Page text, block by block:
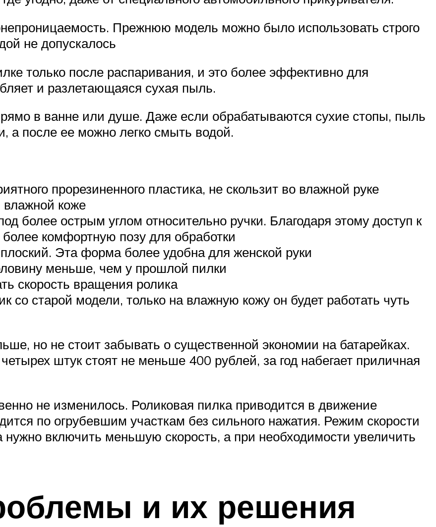
Прежнюю модель можно было использовать строго
не допускалось
только после распаривания, и это более эффективно для
и разлетающаяся сухая пыль.
в ванне или душе. Даже если обрабатываются сухие стопы, пыль
а после ее можно легко смыть водой.
прорезиненного пластика, не скользит во влажной руке
коже
более острым углом относительно ручки. Благодаря этому доступ к
комфортную позу для обработки
Эта форма более удобна для женской руки
меньше, чем у прошлой пилки
скорость вращения ролика
со старой модели, только на влажную кожу он будет работать чуть
но не стоит забывать о существенной экономии на батарейках.
штук стоят не меньше 400 рублей, за год набегает приличная
не изменилось. Роликовая пилка приводится в движение
по огрубевшим участкам без сильного нажатия. Режим скорости
включить меньшую скорость, а при необходимости увеличить
и их решения